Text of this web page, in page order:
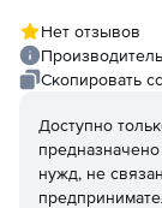
Нет отзывов
Скопировать
Доступно
нужд, не